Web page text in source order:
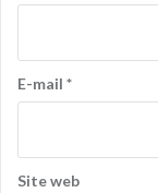
E-mail *
Site web